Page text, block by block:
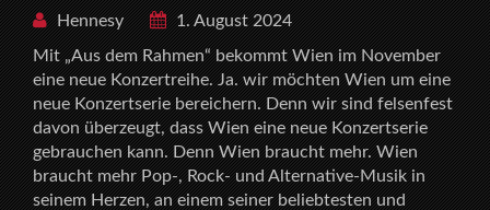
Hennesy
1. August 2024
Mit „Aus dem Rahmen“ bekommt Wien im November
eine neue Konzertreihe. Ja. wir möchten Wien um eine
neue Konzertserie bereichern. Denn wir sind felsenfest
davon überzeugt, dass Wien eine neue Konzertserie
gebrauchen kann. Denn Wien braucht mehr. Wien
braucht mehr Pop-, Rock- und Alternative-Musik in
seinem Herzen, an einem seiner beliebtesten und